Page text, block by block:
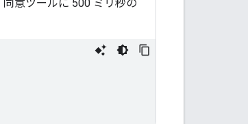
意ツールに 500 ミリ秒の